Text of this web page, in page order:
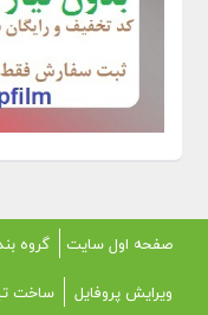
صفحه اول سایت گروه
ویرایش پروفایل
ساخت